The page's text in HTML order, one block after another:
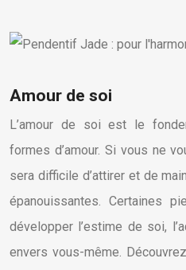
Amour de soi
L’amour de soi est le
formes d’amour. Si vous ne
sera difficile d’attirer et de
épanouissantes. Certaines
développer l’estime de soi,
envers vous-même.